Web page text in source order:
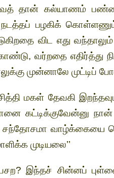
தான் கல்யாணம்
நடத்தப் பழகிக்
விட எது
வர்றதை எதிர்த்து
முன்னாலே முட்டிப்
மகள் தேவகி
கட்டிக்குவேன்னு
சந்தோசமா வாழ்க்கையை
முடியலை’’
இந்தச் சின்னப்